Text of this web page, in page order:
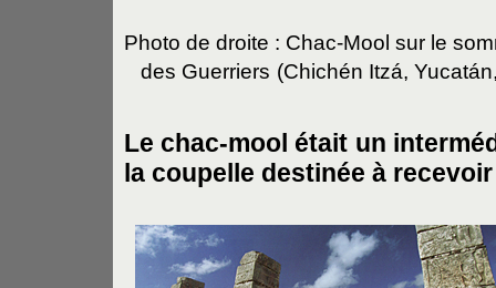
Photo de droite : Chac-Mool sur le
des Guerriers (Chichén Itzá,
Le chac-mool était un
la coupelle destinée à